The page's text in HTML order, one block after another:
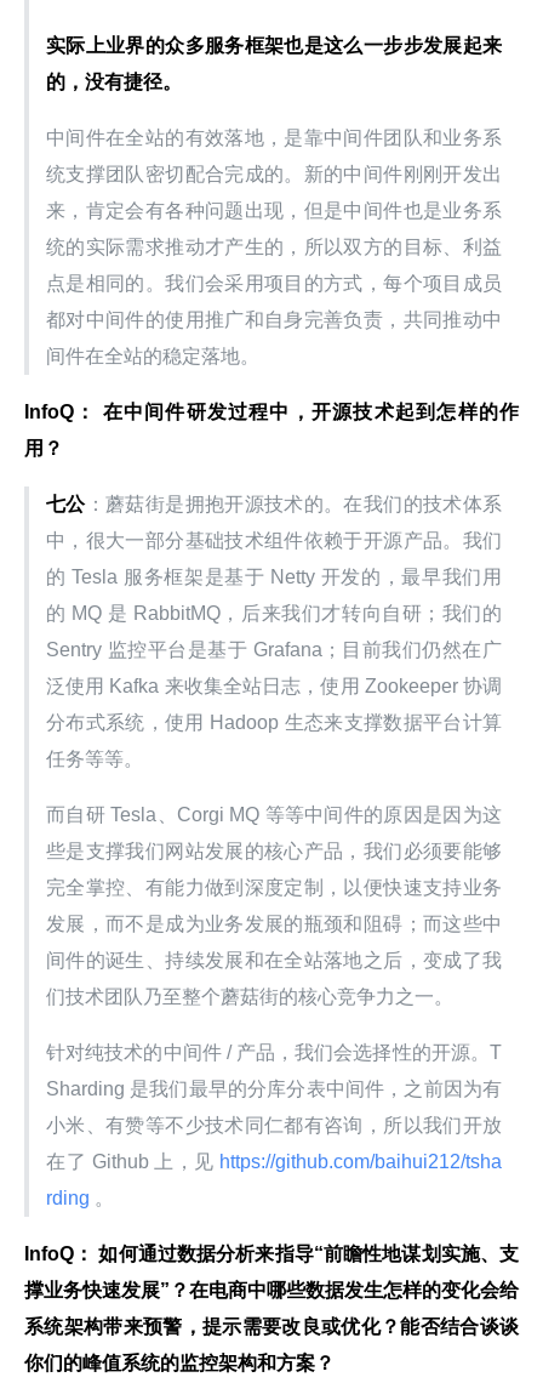
实际上业界的众多服务框架也是这么一步步发展起来
的，没有捷径。
中间件在全站的有效落地，是靠中间件团队和业务系
统支撑团队密切配合完成的。新的中间件刚刚开发出
来，肯定会有各种问题出现，但是中间件也是业务系
统的实际需求推动才产生的，所以双方的目标、利益
点是相同的。我们会采用项目的方式，每个项目成员
都对中间件的使用推广和自身完善负责，共同推动中
间件在全站的稳定落地。
InfoQ： 在中间件研发过程中，开源技术起到怎样的作
用？
七公：蘑菇街是拥抱开源技术的。在我们的技术体系
中，很大一部分基础技术组件依赖于开源产品。我们
的 Tesla 服务框架是基于 Netty 开发的，最早我们用
的 MQ 是 RabbitMQ，后来我们才转向自研；我们的
Sentry 监控平台是基于 Grafana；目前我们仍然在广
泛使用 Kafka 来收集全站日志，使用 Zookeeper 协调
分布式系统，使用 Hadoop 生态来支撑数据平台计算
任务等等。
而自研 Tesla、Corgi MQ 等等中间件的原因是因为这
些是支撑我们网站发展的核心产品，我们必须要能够
完全掌控、有能力做到深度定制，以便快速支持业务
发展，而不是成为业务发展的瓶颈和阻碍；而这些中
间件的诞生、持续发展和在全站落地之后，变成了我
们技术团队乃至整个蘑菇街的核心竞争力之一。
针对纯技术的中间件 / 产品，我们会选择性的开源。T
Sharding 是我们最早的分库分表中间件，之前因为有
小米、有赞等不少技术同仁都有咨询，所以我们开放
在了 Github 上，见 https://github.com/baihui212/tsha
rding 。
InfoQ： 如何通过数据分析来指导“前瞻性地谋划实施、支
撑业务快速发展”？在电商中哪些数据发生怎样的变化会给
系统架构带来预警，提示需要改良或优化？能否结合谈谈
你们的峰值系统的监控架构和方案？